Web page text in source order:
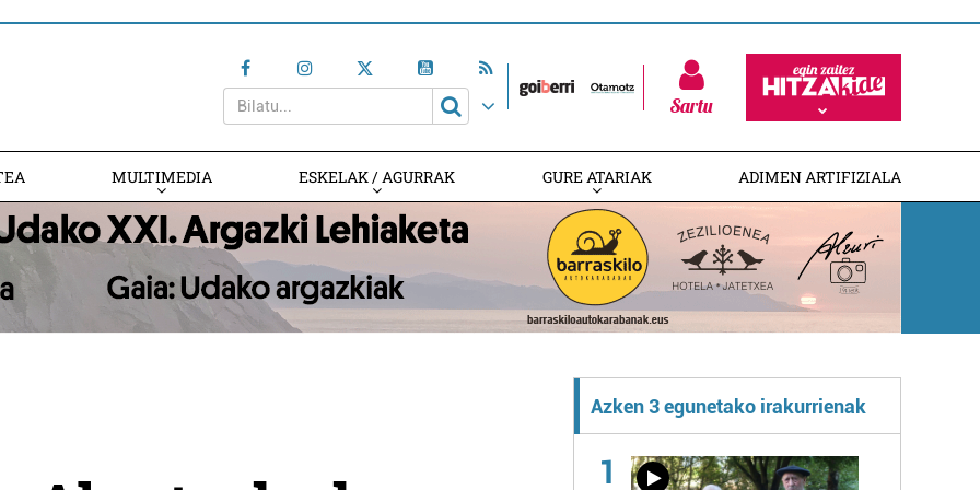
Sartu
MULTIMEDIA ESKELAK / AGURRAK GURE ATARIAK ADIMEN ARTIFIZIALA
Azken 3 egunetako irakurrienak
1